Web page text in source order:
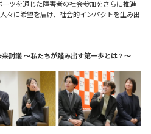
ツを通じた障害者の社会参加をさらに推進
々に希望を届け、社会的インパクトを生み出
討議 ～私たちが踏み出す第一歩とは？～